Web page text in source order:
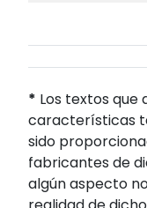
* Los textos que
características
sido
fabricantes de
algún aspecto